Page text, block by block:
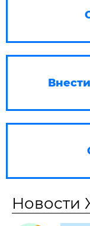
Новости